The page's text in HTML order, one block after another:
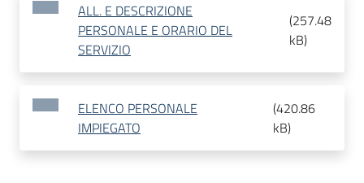
ALL. E DESCRIZIONE
PERSONALE E ORARIO DEL
SERVIZIO
(257.48
kB)
ELENCO PERSONALE
IMPIEGATO
(420.86
kB)